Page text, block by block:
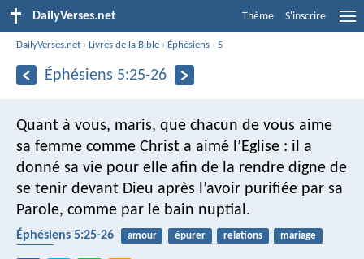
DailyVerses.net Thème S'inscrire
DailyVerses.net ›Livres de la Bible › Éphésiens ›5
Éphésiens 5:25-26
Quant à vous, maris, que chacun de vous aime
sa femme comme Christ a aimé l’Eglise : il a
donné sa vie pour elle afin de la rendre digne de
se tenir devant Dieu après l’avoir purifiée par sa
Parole, comme par le bain nuptial.
Éphésiens 5:25-26 amour épurer relations
mariage